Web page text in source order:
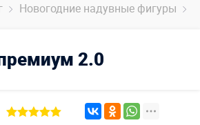
Новогодние надувные фигуры
2.0